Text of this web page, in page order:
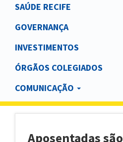
SAÚDE RECIFE
GOVERNANÇA
INVESTIMENTOS
ÓRGÃOS COLEGIADOS
COMUNICAÇÃO
Aposentadas são